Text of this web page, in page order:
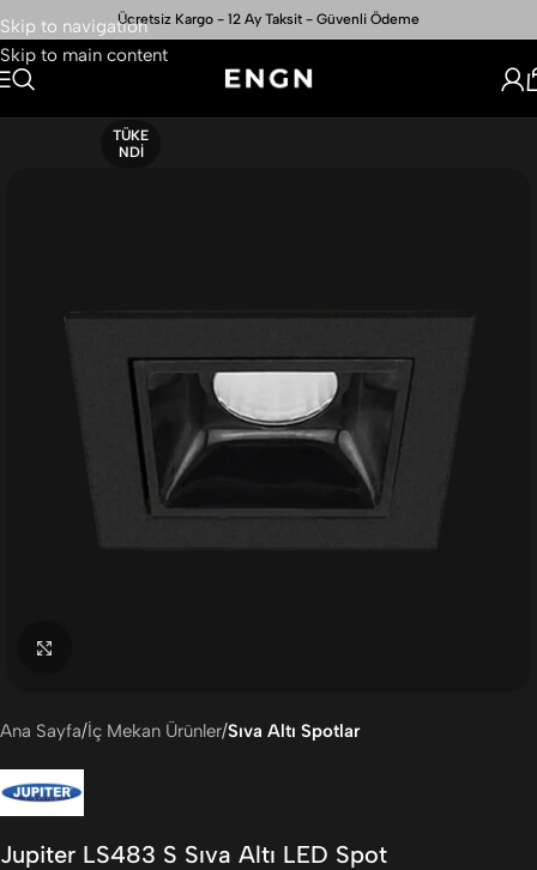
Skip to navigation
Skip to main content
Ücretsiz Kargo - 12 Ay Taksit - Güvenli Ödeme
TÜKE
NDI
Ana Sayfa İç Mekan Ürünler Sıva Altı Spotlar
Jupiter LS483 S Sıva Altı LED Spot